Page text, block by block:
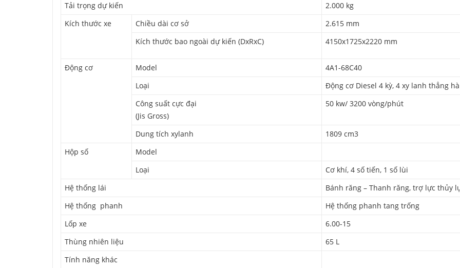
Tải trọng dự kiến
2.000 kg
Kích thước xe
Chiều dài cơ sở
2.615 mm
Kích thước bao ngoài dự kiến (DxRxC)
4150x1725x2220 mm
Động cơ Model
4A1-68C40
Loại
Động cơ Diesel 4 kỳ, 4 xy lanh thẳng
Công suất cực đại
(Jis Gross)
50 kw/ 3200 vòng/phút
Dung tích xylanh
1809 cm3
Hộp số
Model
Loại
Cơ khí, 4 số tiến, 1 số lùi
Hệ thống lái
Bánh răng – Thanh răng, trợ lực thủy
Hệ thống phanh
Hệ thống phanh tang trống
Lốp xe
6.00-15
Thùng nhiên liệu
65 L
Tính năng khác